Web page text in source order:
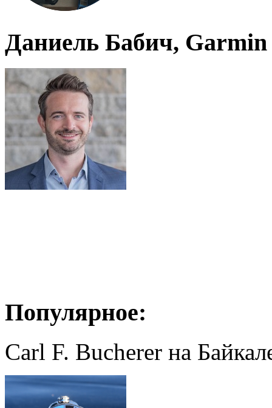
Даниель Бабич, Garmin
Популярное:
Carl F. Bucherer на